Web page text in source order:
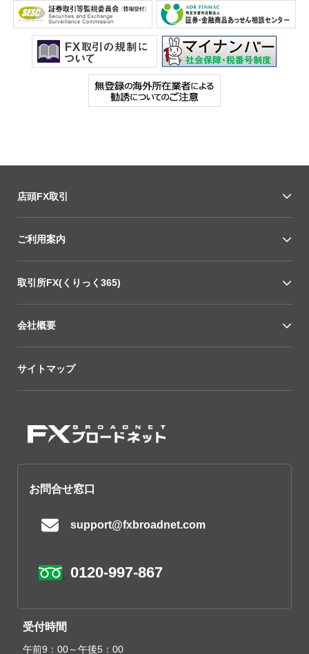
店頭FX取引
ご利用案内
取引所FX(くりっく365)
会社概要
サイトマップ
お問合せ窓口
support@fxbroadnet.com
0120-997-867
受付時間
午前9：00～午後5：00